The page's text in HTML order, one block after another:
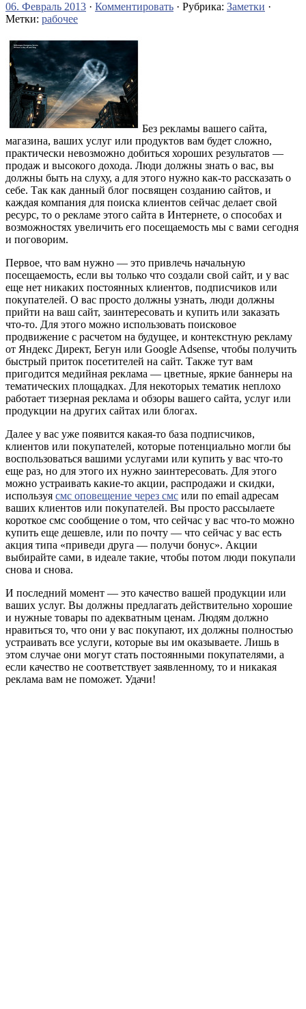
06. Февраль 2013 · Комментировать · Рубрика: Заметки ·
Метки: рабочее
Без рекламы вашего сайта,
магазина, ваших услуг или продуктов вам будет сложно,
практически невозможно добиться хороших результатов —
продаж и высокого дохода. Люди должны знать о вас, вы
должны быть на слуху, а для этого нужно как-то рассказать о
себе. Так как данный блог посвящен созданию сайтов, и
каждая компания для поиска клиентов сейчас делает свой
ресурс, то о рекламе этого сайта в Интернете, о способах и
возможностях увеличить его посещаемость мы с вами сегодня
и поговорим.
Первое, что вам нужно — это привлечь начальную
посещаемость, если вы только что создали свой сайт, и у вас
еще нет никаких постоянных клиентов, подписчиков или
покупателей. О вас просто должны узнать, люди должны
прийти на ваш сайт, заинтересовать и купить или заказать
что-то. Для этого можно использовать поисковое
продвижение с расчетом на будущее, и контекстную рекламу
от Яндекс Директ, Бегун или Google Adsense, чтобы получить
быстрый приток посетителей на сайт. Также тут вам
пригодится медийная реклама — цветные, яркие баннеры на
тематических площадках. Для некоторых тематик неплохо
работает тизерная реклама и обзоры вашего сайта, услуг или
продукции на других сайтах или блогах.
Далее у вас уже появится какая-то база подписчиков,
клиентов или покупателей, которые потенциально могли бы
воспользоваться вашими услугами или купить у вас что-то
еще раз, но для этого их нужно заинтересовать. Для этого
можно устраивать какие-то акции, распродажи и скидки,
используя смс оповещение через смс или по email адресам
ваших клиентов или покупателей. Вы просто рассылаете
короткое смс сообщение о том, что сейчас у вас что-то можно
купить еще дешевле, или по почту — что сейчас у вас есть
акция типа «приведи друга — получи бонус». Акции
выбирайте сами, в идеале такие, чтобы потом люди покупали
снова и снова.
И последний момент — это качество вашей продукции или
ваших услуг. Вы должны предлагать действительно хорошие
и нужные товары по адекватным ценам. Людям должно
нравиться то, что они у вас покупают, их должны полностью
устраивать все услуги, которые вы им оказываете. Лишь в
этом случае они могут стать постоянными покупателями, а
если качество не соответствует заявленному, то и никакая
реклама вам не поможет. Удачи!